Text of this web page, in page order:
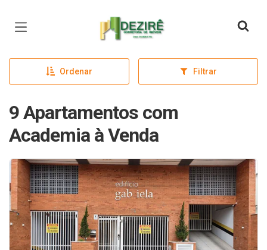
Página inicial
Ordenar Filtrar
9 Apartamentos com
Academia à Venda